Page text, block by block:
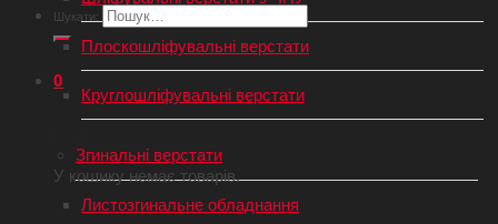
Шукати:
0
У кошику немає товарів.
Плоскошліфувальні верстати
Круглошліфувальні верстати
Згинальні верстати
Листозгинальне обладнання